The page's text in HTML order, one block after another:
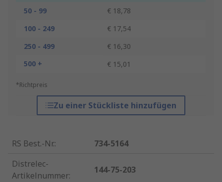
50 - 99
€ 18,78
100 - 249
€ 17,54
250 - 499
€ 16,30
500 +
€ 15,01
*Richtpreis
Zu einer Stückliste hinzufügen
RS Best.-Nr.:
734-5164
Distrelec-
Artikelnummer:
144-75-203